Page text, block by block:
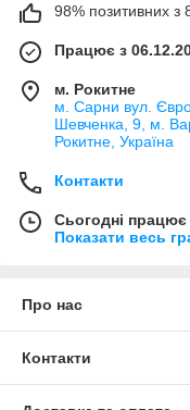
98% позитивних з
Працює з
м. Рокитне
м. Сарни вул.
Шевченка, 9, м.
Рокитне, Україна
Контакти
Сьогодні
Показати весь
Про нас
Контакти